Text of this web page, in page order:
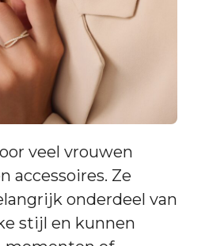
veel vrouwen
accessoires. Ze
onderdeel van
stijl en kunnen